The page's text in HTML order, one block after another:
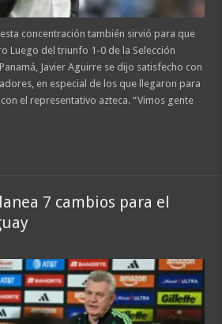
concentración también sirvió para que
Luego del triunfo 1-0 de la Selección
Javier Aguirre se dijo satisfecho con
en especial de los que llegaron para
el representativo azteca. “Vimos gente
7 cambios para el